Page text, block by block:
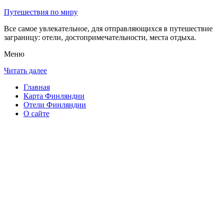
Путешествия по миру
Все самое увлекательное, для отправляющихся в путешествие
заграницу: отели, достопримечательности, места отдыха.
Меню
Читать далее
Главная
Карта Финляндии
Отели Финляндии
О сайте